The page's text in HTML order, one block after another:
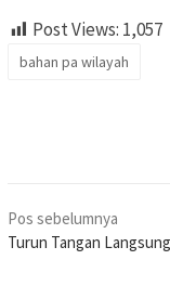
Post Views: 1,057
bahan pa wilayah
Navigasi
pos
Pos sebelumnya
Turun Tangan Langsung